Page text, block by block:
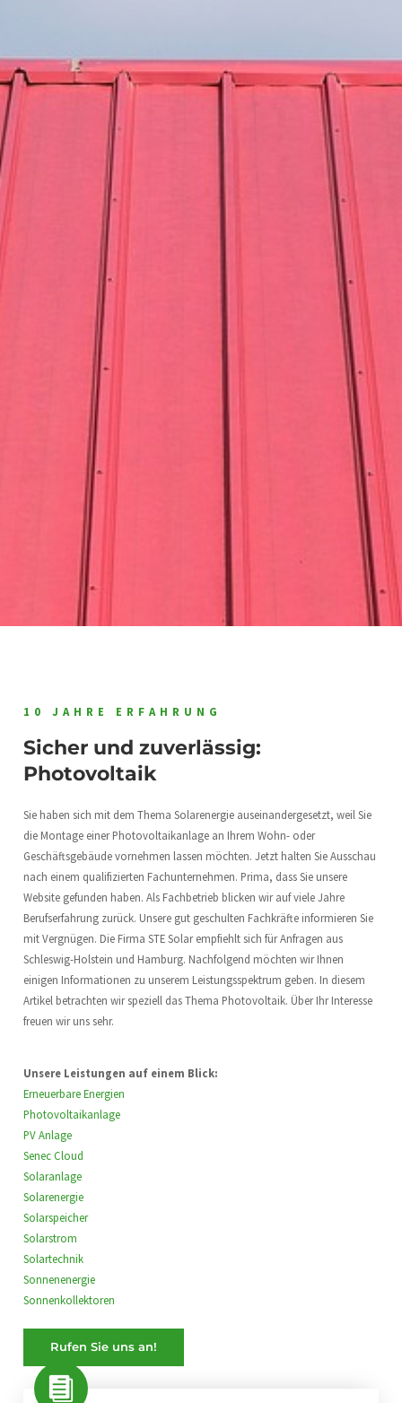
10 JAHRE ERFAHRUNG
Sicher und zuverlässig:
Photovoltaik
Sie haben sich mit dem Thema Solarenergie auseinandergesetzt, weil Sie
die Montage einer Photovoltaikanlage an Ihrem Wohn- oder
Geschäftsgebäude vornehmen lassen möchten. Jetzt halten Sie Ausschau
nach einem qualifizierten Fachunternehmen. Prima, dass Sie unsere
Website gefunden haben. Als Fachbetrieb blicken wir auf viele Jahre
Berufserfahrung zurück. Unsere gut geschulten Fachkräfte informieren Sie
mit Vergnügen. Die Firma STE Solar empfiehlt sich für Anfragen aus
Schleswig-Holstein und Hamburg. Nachfolgend möchten wir Ihnen
einigen Informationen zu unserem Leistungsspektrum geben. In diesem
Artikel betrachten wir speziell das Thema Photovoltaik. Über Ihr Interesse
freuen wir uns sehr.
Unsere Leistungen auf einem Blick:
Erneuerbare Energien
Photovoltaikanlage
PV Anlage
Senec Cloud
Solaranlage
Solarenergie
Solarspeicher
Solarstrom
Solartechnik
Sonnenenergie
Sonnenkollektoren
Rufen Sie uns an!